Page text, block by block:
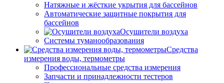
Натяжные и жёсткие укрытия для бассейнов
Автоматические защитные покрытия для
бассейнов
Осушители воздуха
Системы туманообразования
Средства
измерения воды, термометры
Профессиональные средства измерения
Запчасти и принадлежности тестеров